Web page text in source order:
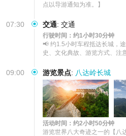
点以导游通知为准。】
07:30 交通: 交通
行驶时间：约1小时30分钟
📢 约1.5小时车程抵达长城，
史、文化典故、游览方式、注
09:00 游览景点: 八达岭长城
活动时间：约2小时50分钟
游览世界八大奇迹之一的【八